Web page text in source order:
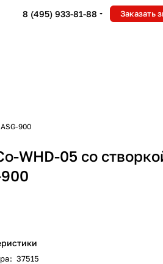
8 (495) 933-81-88 Заказать
900
WHD-05 со
: 37515